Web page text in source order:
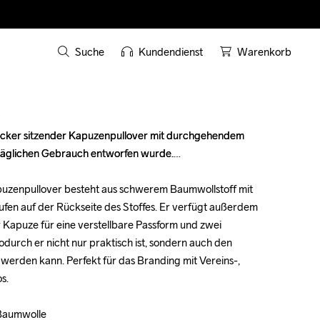
Suche Kundendienst Warenkorb
sitzender Kapuzenpullover mit durchgehendem
Gebrauch entworfen wurde.
besteht aus schwerem Baumwollstoff mit
auf der Rückseite des Stoffes. Er verfügt außerdem
für eine verstellbare Passform und zwei
er nicht nur praktisch ist, sondern auch den
kann. Perfekt für das Branding mit Vereins-,
sitzender Kapuzenpullover mit durchgehendem
Gebrauch entworfen wurde.
besteht aus schwerem Baumwollstoff mit
auf der Rückseite des Stoffes. Er verfügt außerdem
für eine verstellbare Passform und zwei
er nicht nur praktisch ist, sondern auch den
kann. Perfekt für das Branding mit Vereins-,